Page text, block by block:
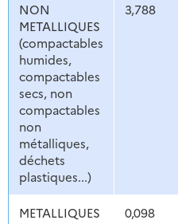
NON
METALLIQUES
(compactables
humides,
compactables
secs, non
compactables
non
métalliques,
déchets
plastiques...)
3,788
METALLIQUES
0,098